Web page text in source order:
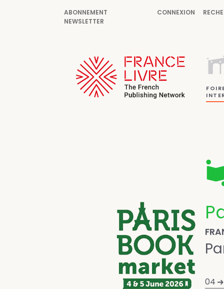
ABONNEMENT
NEWSLETTER
CONNEXION
04